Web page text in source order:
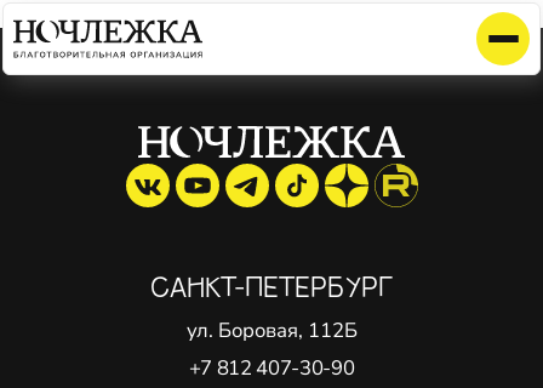
Элемент не найден!
САНКТ-ПЕТЕРБУРГ
ул. Боровая, 112Б
+7 812 407-30-90